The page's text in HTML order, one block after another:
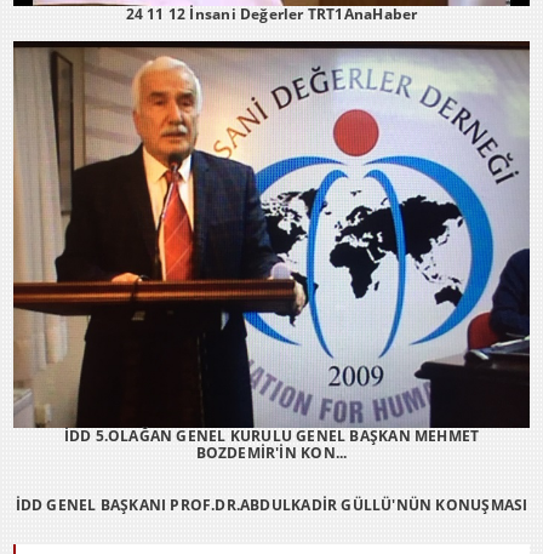
24 11 12 İnsani Değerler TRT1AnaHaber
İDD 5.OLAĞAN GENEL KURULU GENEL BAŞKAN MEHMET
BOZDEMİR'İN KON...
İDD GENEL BAŞKANI PROF.DR.ABDULKADİR GÜLLÜ'NÜN KONUŞMASI